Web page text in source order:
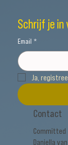
Contact
Committed
Daniella
Schrijf je in
Email *
Ja,